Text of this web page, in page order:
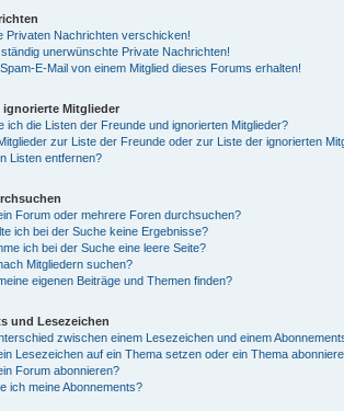
Privaten Nachrichten verschicken!
unerwünschte Private Nachrichten!
E-Mail von einem Mitglied dieses Forums erhalten!
ignorierte Mitglieder
ich die Listen der Freunde und ignorierten Mitglieder?
zur Liste der Freunde oder zur Liste der ignorierten
Listen entfernen?
Forum oder mehrere Foren durchsuchen?
ich bei der Suche keine Ergebnisse?
ich bei der Suche eine leere Seite?
Mitgliedern suchen?
eigenen Beiträge und Themen finden?
und Lesezeichen
zwischen einem Lesezeichen und einem
Lesezeichen auf ein Thema setzen oder ein Thema
Forum abonnieren?
ich meine Abonnements?